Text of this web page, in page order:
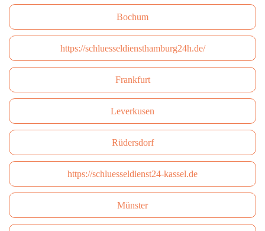
Bochum
https://schluesseldiensthamburg24h.de/
Frankfurt
Leverkusen
Rüdersdorf
https://schluesseldienst24-kassel.de
Münster